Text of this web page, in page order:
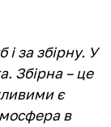
і за збірну. У
Збірна – це
є
в